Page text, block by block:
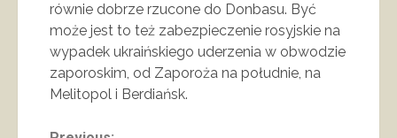
równie dobrze rzucone do Donbasu. Być
może jest to też zabezpieczenie rosyjskie na
wypadek ukraińskiego uderzenia w obwodzie
zaporoskim, od Zaporoża na południe, na
Melitopol i Berdiańsk.